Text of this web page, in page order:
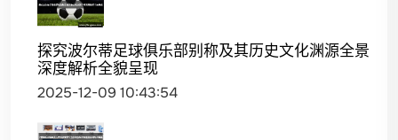
探究波尔蒂足球俱乐部别称及其历史文化渊源全景
深度解析全貌呈现
2025-12-09 10:43:54